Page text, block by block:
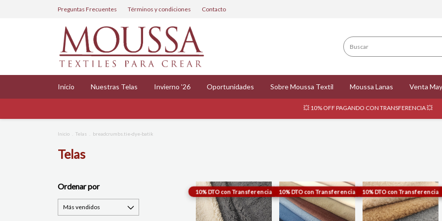
Preguntas Frecuentes Términos y condiciones Contacto
Inicio Nuestras Telas Invierno '26 Oportunidades Sobre Moussa Textil Moussa Lanas Venta
💥 10% OFF PAGANDO CON TRANSFERENCIA 💥 🚚 ENVÍOS
Inicio Telas breadcrumbs.tie-dye-batik
Telas
Ordenar por